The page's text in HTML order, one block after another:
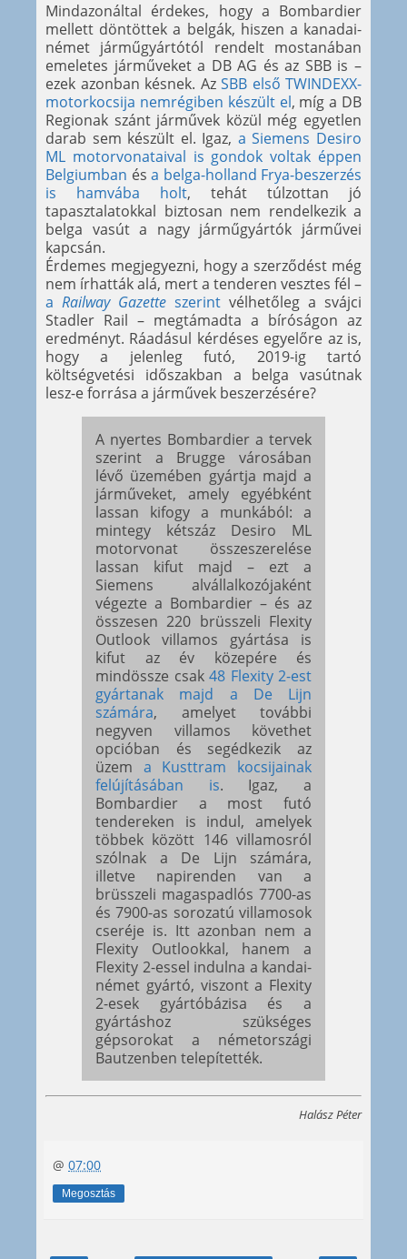
Mindazonáltal érdekes, hogy a Bombardier
mellett döntöttek a belgák, hiszen a kanadai-
német járműgyártótól rendelt mostanában
emeletes járműveket a DB AG és az SBB is –
ezek azonban késnek. Az SBB első TWINDEXX-
motorkocsija nemrégiben készült el, míg a DB
Regionak szánt járművek közül még egyetlen
darab sem készült el. Igaz, a Siemens Desiro
ML motorvonataival is gondok voltak éppen
Belgiumban és a belga-holland Frya-beszerzés
is hamvába holt, tehát túlzottan jó
tapasztalatokkal biztosan nem rendelkezik a
belga vasút a nagy járműgyártók járművei
kapcsán.
Érdemes megjegyezni, hogy a szerződést még
nem írhatták alá, mert a tenderen vesztes fél –
a Railway Gazette szerint vélhetőleg a svájci
Stadler Rail – megtámadta a bíróságon az
eredményt. Ráadásul kérdéses egyelőre az is,
hogy a jelenleg futó, 2019-ig tartó
költségvetési időszakban a belga vasútnak
lesz-e forrása a járművek beszerzésére?
A nyertes Bombardier a tervek
szerint a Brugge városában
lévő üzemében gyártja majd a
járműveket, amely egyébként
lassan kifogy a munkából: a
mintegy kétszáz Desiro ML
motorvonat összeszerelése
lassan kifut majd – ezt a
Siemens alvállalkozójaként
végezte a Bombardier – és az
összesen 220 brüsszeli Flexity
Outlook villamos gyártása is
kifut az év közepére és
mindössze csak 48 Flexity 2-est
gyártanak majd a De Lijn
számára, amelyet további
negyven villamos követhet
opcióban és segédkezik az
üzem a Kusttram kocsijainak
felújításában is. Igaz, a
Bombardier a most futó
tendereken is indul, amelyek
többek között 146 villamosról
szólnak a De Lijn számára,
illetve napirenden van a
brüsszeli magaspadlós 7700-as
és 7900-as sorozatú villamosok
cseréje is. Itt azonban nem a
Flexity Outlookkal, hanem a
Flexity 2-essel indulna a kandai-
német gyártó, viszont a Flexity
2-esek gyártóbázisa és a
gyártáshoz szükséges
gépsorokat a németországi
Bautzenben telepítették.
Halász Péter
@ 07:00
Megosztás